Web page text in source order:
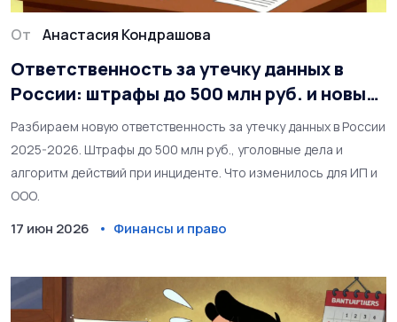
От Анастасия Кондрашова
Ответственность за утечку данных в
России: штрафы до 500 млн руб. и новые
законы 2025-2026
Разбираем новую ответственность за утечку данных в России
2025-2026. Штрафы до 500 млн руб., уголовные дела и
алгоритм действий при инциденте. Что изменилось для ИП и
ООО.
17 июн 2026 Финансы и право